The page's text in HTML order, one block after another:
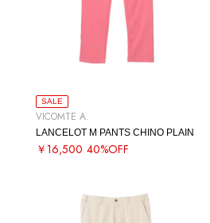
SALE
VICOMTE A.
LANCELOT M PANTS CHINO PLAIN
￥16,500 40%OFF